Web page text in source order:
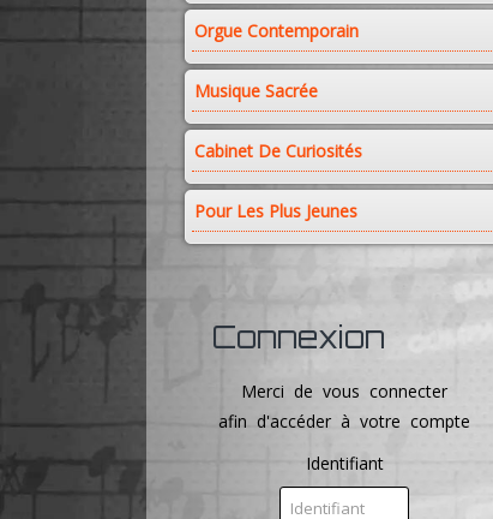
Orgue Contemporain
Musique Sacrée
Cabinet De Curiosités
Pour Les Plus Jeunes
Connexion
Merci de vous connecter
afin d'accéder à votre compte
Identifiant